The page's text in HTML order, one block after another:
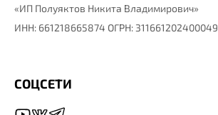
«ИП Полуяктов Никита Владимирович»
ИНН: 661218665874 ОГРН: 311661202400049
СОЦСЕТИ